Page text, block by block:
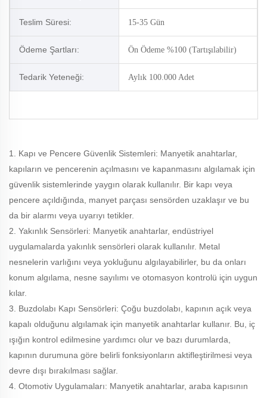
Teslim Süresi: 15-35 Gün
Ödeme Şartları: Ön Ödeme %100 (Tartışılabilir)
Tedarik Yeteneği: Aylık 100.000 Adet
1. Kapı ve Pencere Güvenlik Sistemleri: Manyetik anahtarlar,
kapıların ve pencerenin açılmasını ve kapanmasını algılamak için
güvenlik sistemlerinde yaygın olarak kullanılır. Bir kapı veya
pencere açıldığında, manyet parçası sensörden uzaklaşır ve bu
da bir alarmı veya uyarıyı tetikler.
2. Yakınlık Sensörleri: Manyetik anahtarlar, endüstriyel
uygulamalarda yakınlık sensörleri olarak kullanılır. Metal
nesnelerin varlığını veya yokluğunu algılayabilirler, bu da onları
konum algılama, nesne sayılımı ve otomasyon kontrolü için uygun
kılar.
3. Buzdolabı Kapı Sensörleri: Çoğu buzdolabı, kapının açık veya
kapalı olduğunu algılamak için manyetik anahtarlar kullanır. Bu, iç
ışığın kontrol edilmesine yardımcı olur ve bazı durumlarda,
kapının durumuna göre belirli fonksiyonların aktifleştirilmesi veya
devre dışı bırakılması sağlar.
4. Otomotiv Uygulamaları: Manyetik anahtarlar, araba kapısının